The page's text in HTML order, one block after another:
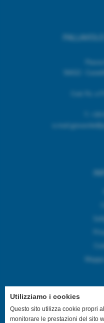
e.mail
SEGUICI
Utilizziamo i cookies
Questo sito utilizza cookie propri
monitorare le prestazioni del sito